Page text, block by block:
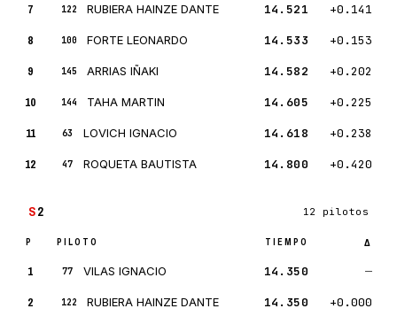
7 122 RUBIERA HAINZE DANTE 14.521 +0.141
8 100 FORTE LEONARDO 14.533 +0.153
9 145 ARRIAS IÑAKI 14.582 +0.202
10 144 TAHA MARTIN 14.605 +0.225
11 63 LOVICH IGNACIO 14.618 +0.238
12 47 ROQUETA BAUTISTA 14.800 +0.420
S2 12 pilotos
P PILOTO TIEMPO Δ
1 77 VILAS IGNACIO 14.350 —
2 122 RUBIERA HAINZE DANTE 14.350 +0.000